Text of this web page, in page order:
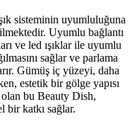
sisteminin uyumluluğuna
Uyumlu bağlantı
ve led ışıklar ile uyumlu
sağlar ve parlama
Gümüş iç yüzeyi, daha
estetik bir gölge yapısı
olan bu Beauty Dish,
bir katkı sağlar.